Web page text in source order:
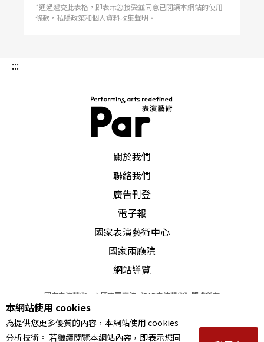
*通過遞交此表格，即表示您接受並同意已閱讀本網站的使用
條款，私隱政策和個人資料收集聲明。
:::
關於我們
聯絡我們
廣告刊登
電子報
國家表演藝術中心
國家兩廳院
網站導覽
國家表演藝術中心國家兩廳院《PAR表演藝術》版權所有
© 2022Performing arts redefined. All Rights Reserved
統一編號 Tax Id number 00973926
本站所提供相關演出資訊，如有異動應以主辦單位公告為準。
本網站使用 cookies
為提供您更多優質的內容，本網站使用 cookies
分析技術。 若繼續閱覽本網站內容，即表示您同